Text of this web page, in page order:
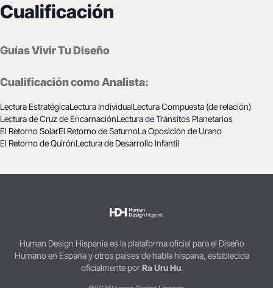
Cualificación
Guías Vivir Tu Diseño
Cualificación como Analista:
Lectura EstratégicaLectura IndividualLectura Compuesta (de relación)
Lectura de Cruz de EncarnaciónLectura de Tránsitos Planetarios
El Retorno SolarEl Retorno de SaturnoLa Oposición de Urano
El Retorno de QuirónLectura de Desarrollo Infantil
Human Design Hispania es la plataforma oficial para el Diseño
Humano en España y otros países de habla hispana, establecida
oficialmente porRa Uru Hu.